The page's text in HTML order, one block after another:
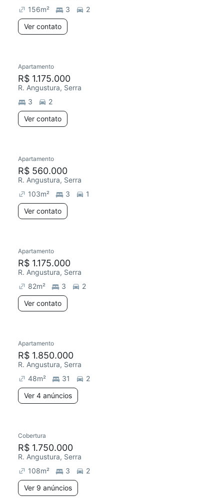
156m² 3
2
Ver contato
Redecorar
Apartamento
R$ 1.175.000
R. Angustura, Serra
3
2
Ver contato
Redecorar
Apartamento
R$ 560.000
R. Angustura, Serra
103m² 3
1
Ver contato
Apartamento
R$ 1.175.000
R. Angustura, Serra
82m² 3
2
Ver contato
Apartamento
R$ 1.850.000
R. Angustura, Serra
48m² 31
2
Ver 4 anúncios
Redecorar
Cobertura
R$ 1.750.000
R. Angustura, Serra
108m² 3
2
Ver 9 anúncios